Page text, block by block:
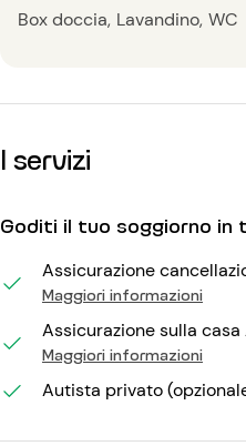
Box doccia Lavandino WC
I servizi
Goditi il tuo soggiorno
Assicurazione
Maggiori informazioni
Assicurazione sulla
Maggiori informazioni
Autista privato